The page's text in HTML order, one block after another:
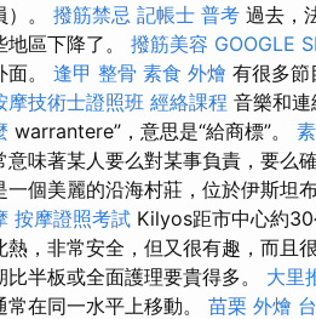
）。 撥筋禁忌 記帳士 普考 過去，
地區下降了。 撥筋美容 GOOGLE
面。 逢甲 整骨 素食 外燴 有很多節
摩技術士證照班 經絡課程 音樂和連
warrantere”，意思是“給商標”。
意味著某人要么對某事負責，要么
一個美麗的沿海村莊，位於伊斯坦
按摩證照考試 Kilyos距市中心約
熱，非常安全，但又很有趣，而且
比半板或全面護理要貴得多。 大里
常在同一水平上移動。 苗栗 外燴